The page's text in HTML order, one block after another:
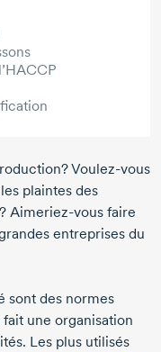
Voulez-vous
plaintes des
Aimeriez-vous faire
entreprises du
sont des normes
une organisation
Les plus utilisés